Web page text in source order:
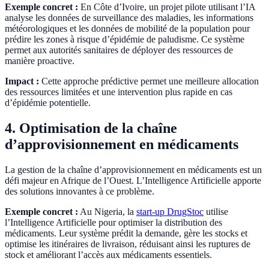
Exemple concret : En Côte d’Ivoire, un projet pilote utilisant l’IA
analyse les données de surveillance des maladies, les informations
météorologiques et les données de mobilité de la population pour
prédire les zones à risque d’épidémie de paludisme. Ce système
permet aux autorités sanitaires de déployer des ressources de
manière proactive.
Impact : Cette approche prédictive permet une meilleure allocation
des ressources limitées et une intervention plus rapide en cas
d’épidémie potentielle.
4. Optimisation de la chaîne
d’approvisionnement en médicaments
La gestion de la chaîne d’approvisionnement en médicaments est un
défi majeur en Afrique de l’Ouest. L’Intelligence Artificielle apporte
des solutions innovantes à ce problème.
Exemple concret : Au Nigeria, la start-up DrugStoc utilise
l’Intelligence Artificielle pour optimiser la distribution des
médicaments. Leur système prédit la demande, gère les stocks et
optimise les itinéraires de livraison, réduisant ainsi les ruptures de
stock et améliorant l’accès aux médicaments essentiels.